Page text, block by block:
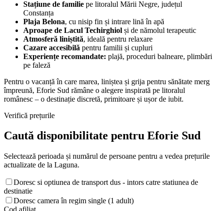
Stațiune de familie pe litoralul Mării Negre, județul
Constanța
Plaja Belona, cu nisip fin și intrare lină în apă
Aproape de Lacul Techirghiol și de nămolul terapeutic
Atmosferă liniștită, ideală pentru relaxare
Cazare accesibilă pentru familii și cupluri
Experiențe recomandate: plajă, proceduri balneare, plimbări
pe faleză
Pentru o vacanță în care marea, liniștea și grija pentru sănătate merg
împreună, Eforie Sud rămâne o alegere inspirată pe litoralul
românesc – o destinație discretă, primitoare și ușor de iubit.
Verifică prețurile
Caută disponibilitate pentru Eforie Sud
Selectează perioada și numărul de persoane pentru a vedea prețurile
actualizate de la Laguna.
Doresc si optiunea de transport dus - intors catre statiunea de
destinatie
Doresc camera în regim single (1 adult)